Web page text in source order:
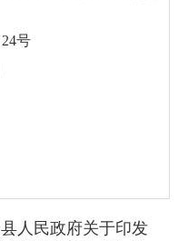
号
人民政府关于印发